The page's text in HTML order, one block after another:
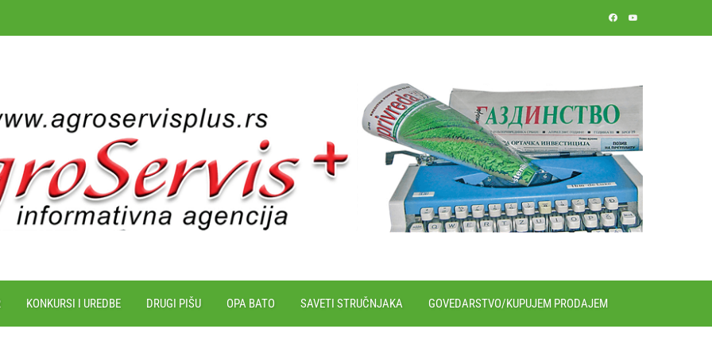
KONKURSI I UREDBE DRUGI PIŠU OPA BATO SAVETI STRUČNJAKA GOVEDARSTVO/KUPUJEM PRODAJEM